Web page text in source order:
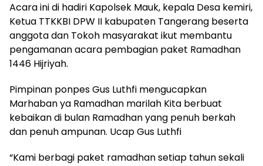
Acara ini di hadiri Kapolsek Mauk, kepala Desa kemiri,
Ketua TTKKBI DPW II kabupaten Tangerang beserta
anggota dan Tokoh masyarakat ikut membantu
pengamanan acara pembagian paket Ramadhan
1446 Hijriyah.
Pimpinan ponpes Gus Luthfi mengucapkan
Marhaban ya Ramadhan marilah Kita berbuat
kebaikan di bulan Ramadhan yang penuh berkah
dan penuh ampunan. Ucap Gus Luthfi
“Kami berbagi paket ramadhan setiap tahun sekali